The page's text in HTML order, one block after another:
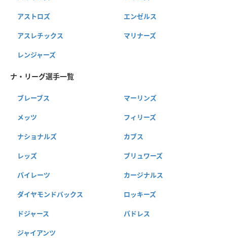
アストロズ エンゼルス
アスレチックス マリナーズ
レンジャーズ
ナ・リーグ選手一覧
ブレーブス マーリンズ
メッツ フィリーズ
ナショナルズ カブス
レッズ ブリュワーズ
パイレーツ カージナルス
ダイヤモンドバックス ロッキーズ
ドジャース パドレス
ジャイアンツ